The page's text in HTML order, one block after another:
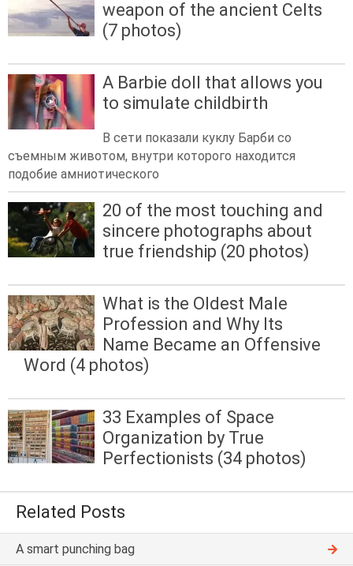
weapon of the ancient Celts
(7 photos)
A Barbie doll that allows you
to simulate childbirth
В сети показали куклу Барби со
съемным животом, внутри которого находится
подобие амниотического
20 of the most touching and
sincere photographs about
true friendship (20 photos)
What is the Oldest Male
Profession and Why Its
Name Became an Offensive
Word (4 photos)
33 Examples of Space
Organization by True
Perfectionists (34 photos)
Related Posts
A smart punching bag